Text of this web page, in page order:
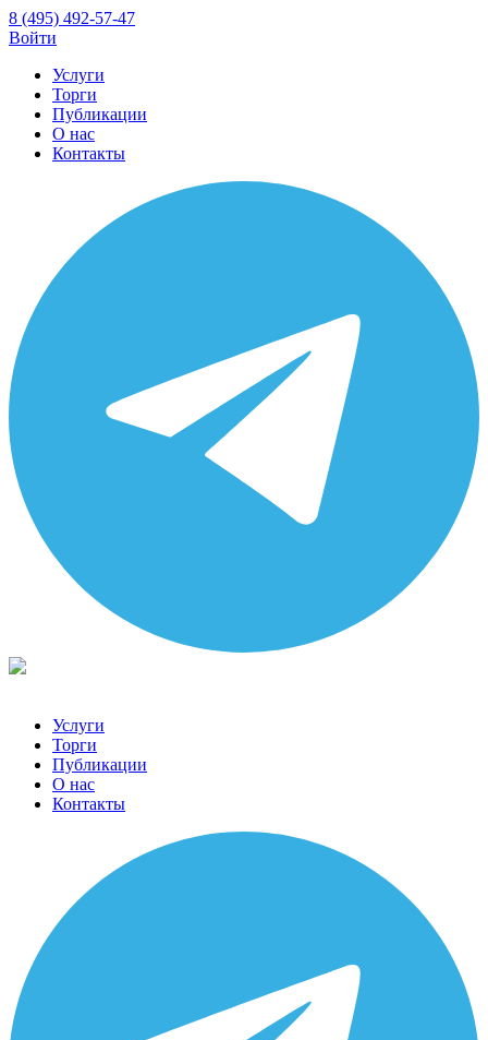
8 (495) 492-57-47
Войти
Услуги
Торги
Публикации
О нас
Контакты
Услуги
Торги
Публикации
О нас
Контакты